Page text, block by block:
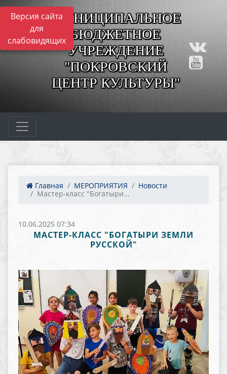
Версия сайта
для
слабовидящих
МУНИЦИПАЛЬНОЕ
БЮДЖЕТНОЕ
УЧРЕЖДЕНИЕ
"ПОКРОВСКИЙ
ЦЕНТР КУЛЬТУРЫ"
Главная МЕРОПРИЯТИЯ
Новости
Мастер-класс "Богатыри...
10.06.2025 07:34
МАСТЕР-КЛАСС "БОГАТЫРИ ЗЕМЛИ
РУССКОЙ"